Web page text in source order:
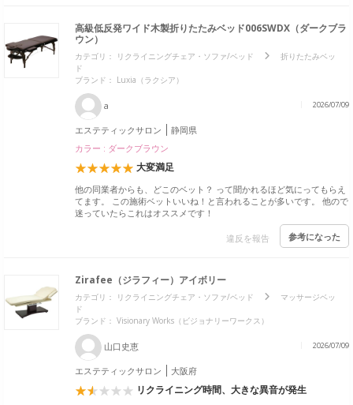
高級低反発ワイド木製折りたたみベッド006SWDX（ダークブラ
ウン）
カテゴリ： リクライニングチェア・ソファ/ベッド
折りたたみベッ
ド
ブランド： Luxia（ラクシア）
a 2026/07/09
エステティックサロン
静岡県
カラー : ダークブラウン
大変満足
他の同業者からも、どこのベット？ って聞かれるほど気にってもらえ
てます。 この施術ベットいいね！と言われることが多いです。 他ので
迷っていたらこれはオススメです！
違反を報告 参考になった
Zirafee（ジラフィー）アイボリー
カテゴリ： リクライニングチェア・ソファ/ベッド
マッサージベッ
ド
ブランド： Visionary Works（ビジョナリーワークス）
山口史恵 2026/07/09
エステティックサロン 大阪府
リクライニング時間、大きな異音が発生